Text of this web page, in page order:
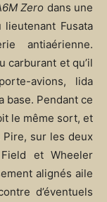
Zero dans une
Fusata
antiaérienne.
carburant et qu’il
avions, lida
base. Pendant ce
le même sort, et
sur les deux
et Wheeler
alignés aile
d’éventuels